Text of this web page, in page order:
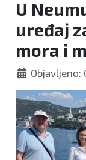
U
uređaj
mora i
Objavljeno: